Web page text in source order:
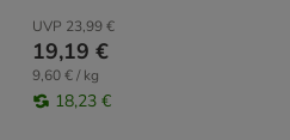
UVP 23,99 €
19,19 €
9,60 € / kg
18,23 €